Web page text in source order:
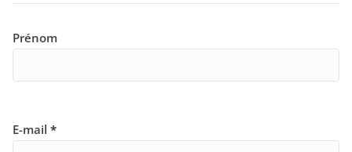
Prénom
E-mail *